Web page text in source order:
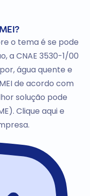
o tema é se pode
a CNAE 3530-1/00
água quente e
de acordo com
solução pode
Clique aqui e